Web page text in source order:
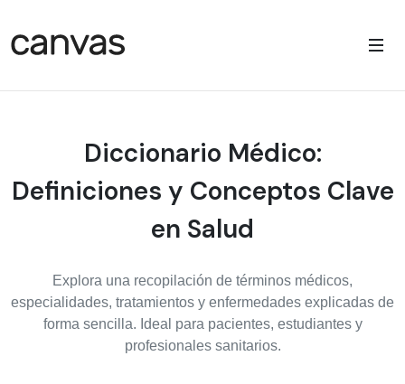
Diccionario Médico:
Definiciones y Conceptos Clave
en Salud
Explora una recopilación de términos médicos,
especialidades, tratamientos y enfermedades explicadas de
forma sencilla. Ideal para pacientes, estudiantes y
profesionales sanitarios.